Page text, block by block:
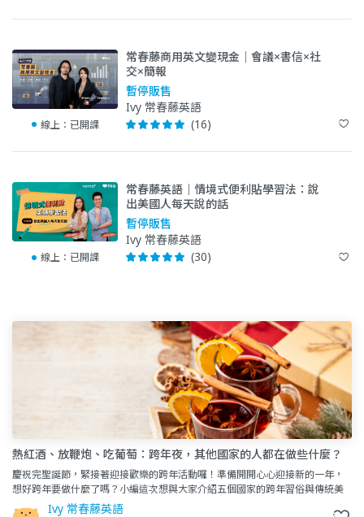
線上： 已開課
常春藤商用英文變現金｜會議×書信×社
交×簡報
暫停販售
Ivy 常春藤英語
(16)
線上： 已開課
常春藤英語｜情境式便利貼學習法：說
出美國人每天說的話
暫停販售
Ivy 常春藤英語
(30)
熱紅酒、放鞭炮、吃葡萄：跨年夜，其他國家的人都在做些什麼？
慶祝完聖誕節，緊接著迎接歡樂的跨年活動囉！準備開開心心迎接新的一年，
想好跨年要做什麼了嗎？小編這次想與大家介紹五個國家的跨年習俗與傳統美
食，在台灣聽跨年演唱會、看煙火之外，也能看看其他國家的人是怎麼度
Ivy 常春藤英語